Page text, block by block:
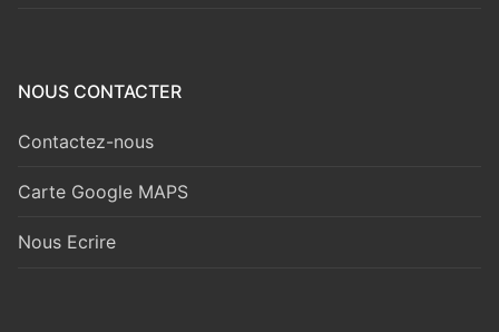
NOUS CONTACTER
Contactez-nous
Carte Google MAPS
Nous Ecrire